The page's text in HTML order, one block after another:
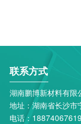
联系方式
湖南鹏博新材料有限
地址：湖南省长沙
电话：